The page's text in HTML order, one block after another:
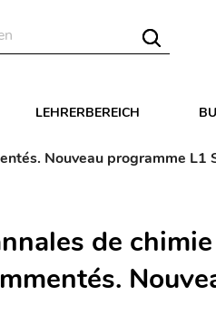
LEHRERBEREICH
Nouveau programme L1
de